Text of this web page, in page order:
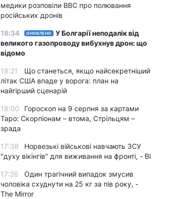
медики розповіли BBC про полювання
російських дронів
18:34 ОНОВЛЕНО
У Болгарії неподалік від
великого газопроводу вибухнув дрон: що
відомо
18:21
Що станеться, якщо найсекретніший
літак США впаде у ворога: план на
найгірший сценарій
18:00
Гороскоп на 9 серпня за картами
Таро: Скорпіонам – втома, Стрільцям –
зрада
17:38
Норвезькі військові навчають ЗСУ
"духу вікінгів" для виживання на фронті, - BI
17:26
Один трагічний випадок змусив
чоловіка схуднути на 25 кг за пів року, -
The Mirror